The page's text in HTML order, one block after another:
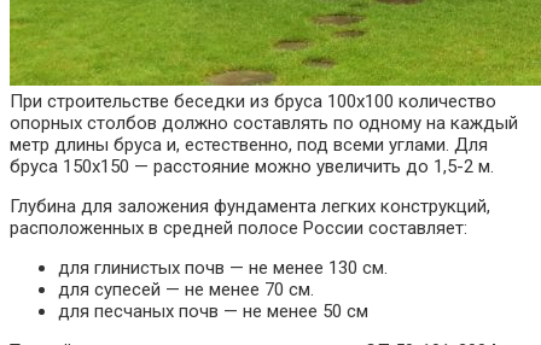
При строительстве беседки из бруса 100х100 количество
опорных столбов должно составлять по одному на каждый
метр длины бруса и, естественно, под всеми углами. Для
бруса 150х150 — расстояние можно увеличить до 1,5-2 м.
Глубина для заложения фундамента легких конструкций,
расположенных в средней полосе России составляет:
для глинистых почв — не менее 130 см.
для супесей — не менее 70 см.
для песчаных почв — не менее 50 см